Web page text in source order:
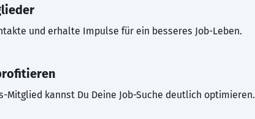
und erhalte Impulse für ein besseres Job-Leben.
Mitglied kannst Du Deine Job-Suche deutlich optimieren.